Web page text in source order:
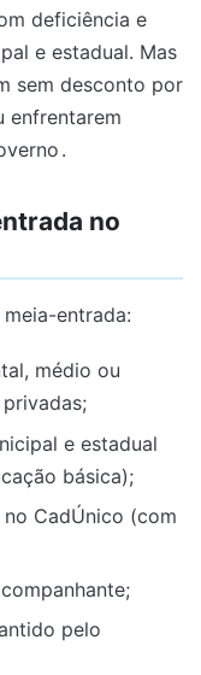
deficiência e
e estadual. Mas
sem desconto por
enfrentarem
.
no
entrada:
médio ou
e estadual
básica);
CadÚnico (com
pelo